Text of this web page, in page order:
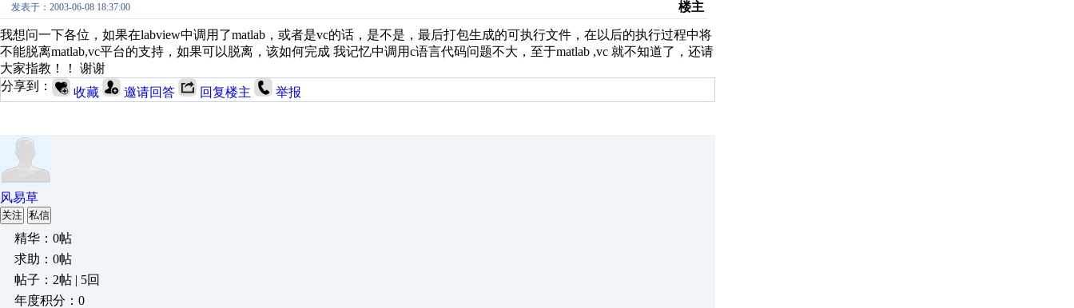
发表于：2003-06-08 18:37:00 楼主
我想问一下各位，如果在labview中调用了matlab，或者是vc的话，是不是，最后打包生成的可执行文件，在以后的执行过程中将
不能脱离matlab,vc平台的支持，如果可以脱离，该如何完成 我记忆中调用c语言代码问题不大，至于matlab ,vc 就不知道了，还请
大家指教！！ 谢谢
分享到：
收藏 邀请回答 回复楼主 举报
风易草
关注 私信
精华：0帖
求助：0帖
帖子：2帖 | 5回
年度积分：0